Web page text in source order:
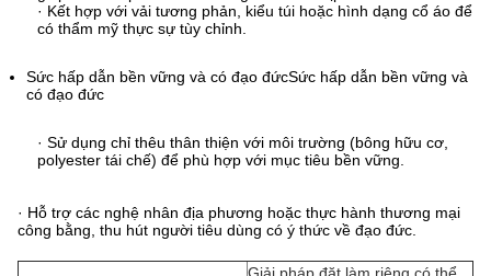
· Kết hợp với vải tương phản, kiểu túi hoặc hình dạng cổ áo để
có thẩm mỹ thực sự tùy chỉnh.
Sức hấp dẫn bền vững và có đạo đứcSức hấp dẫn bền vững và
có đạo đức
· Sử dụng chỉ thêu thân thiện với môi trường (bông hữu cơ,
polyester tái chế) để phù hợp với mục tiêu bền vững.
· Hỗ trợ các nghệ nhân địa phương hoặc thực hành thương mại
công bằng, thu hút người tiêu dùng có ý thức về đạo đức.